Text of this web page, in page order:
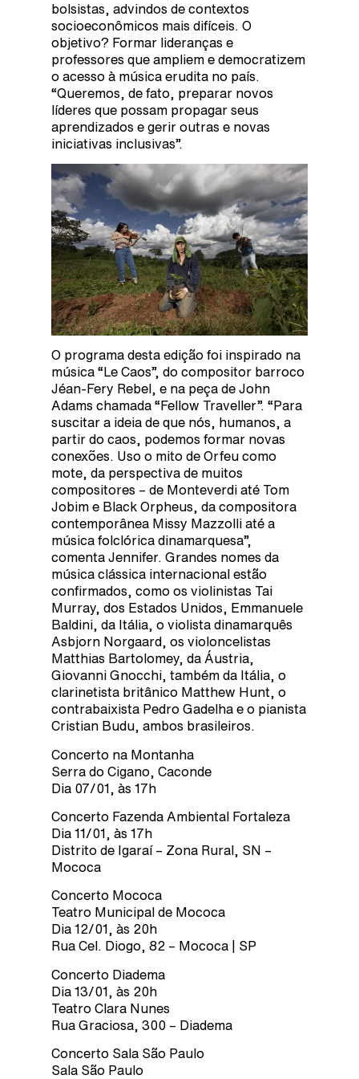
bolsistas, advindos de contextos
socioeconômicos mais difíceis. O
objetivo? Formar lideranças e
professores que ampliem e democratizem
o acesso à música erudita no país.
“Queremos, de fato, preparar novos
líderes que possam propagar seus
aprendizados e gerir outras e novas
iniciativas inclusivas”.
O programa desta edição foi inspirado na
música “Le Caos”, do compositor barroco
Jéan-Fery Rebel, e na peça de John
Adams chamada “Fellow Traveller”. “Para
suscitar a ideia de que nós, humanos, a
partir do caos, podemos formar novas
conexões. Uso o mito de Orfeu como
mote, da perspectiva de muitos
compositores – de Monteverdi até Tom
Jobim e Black Orpheus, da compositora
contemporânea Missy Mazzolli até a
música folclórica dinamarquesa”,
comenta Jennifer. Grandes nomes da
música clássica internacional estão
confirmados, como os violinistas Tai
Murray, dos Estados Unidos, Emmanuele
Baldini, da Itália, o violista dinamarquês
Asbjorn Norgaard, os violoncelistas
Matthias Bartolomey, da Áustria,
Giovanni Gnocchi, também da Itália, o
clarinetista britânico Matthew Hunt, o
contrabaixista Pedro Gadelha e o pianista
Cristian Budu, ambos brasileiros.
Concerto na Montanha
Serra do Cigano, Caconde
Dia 07/01, às 17h
Concerto Fazenda Ambiental Fortaleza
Dia 11/01, às 17h
Distrito de Igaraí – Zona Rural, SN –
Mococa
Concerto Mococa
Teatro Municipal de Mococa
Dia 12/01, às 20h
Rua Cel. Diogo, 82 – Mococa | SP
Concerto Diadema
Dia 13/01, às 20h
Teatro Clara Nunes
Rua Graciosa, 300 – Diadema
Concerto Sala São Paulo
Sala São Paulo